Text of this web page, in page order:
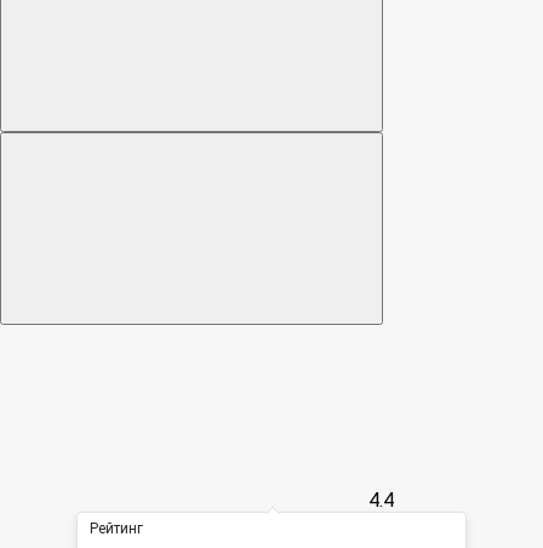
4.4
Рейтинг